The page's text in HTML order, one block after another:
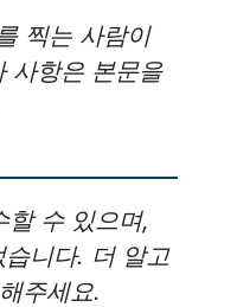
찍는 사람이
사항은 본문을
할 수 있으며,
니다. 더 알고
주세요.